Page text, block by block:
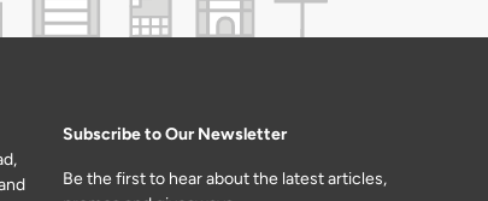
Subscribe to Our Newsletter
Be the first to hear about the latest articles,